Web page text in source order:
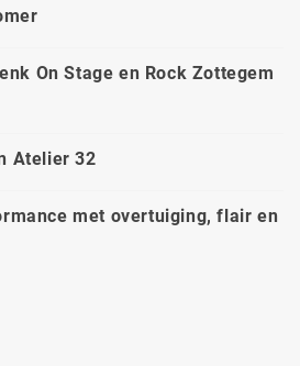
On Stage en Rock Zottegem
Atelier 32
met overtuiging, flair en